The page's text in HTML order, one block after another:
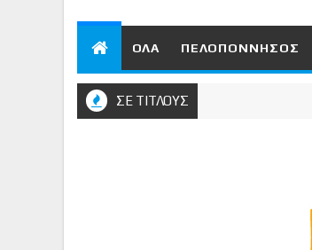
ΟΛΑ ΠΕΛΟΠΟΝΝΗΣΟΣ
ΣΕ ΤΙΤΛΟΥΣ